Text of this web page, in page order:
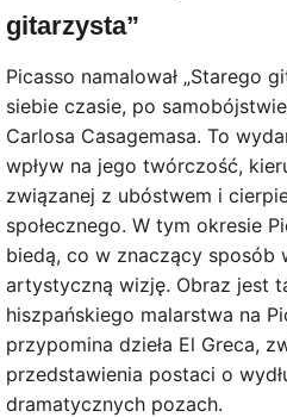
gitarzysta”
Picasso namalował „Starego
siebie czasie, po
Carlosa Casagemasa. To
wpływ na jego twórczość,
związanej z ubóstwem i
społecznego. W tym okresie
biedą, co w znaczący sposób
artystyczną wizję. Obraz jest
hiszpańskiego malarstwa na
przypomina dzieła El Greca,
przedstawienia postaci o
dramatycznych pozach.